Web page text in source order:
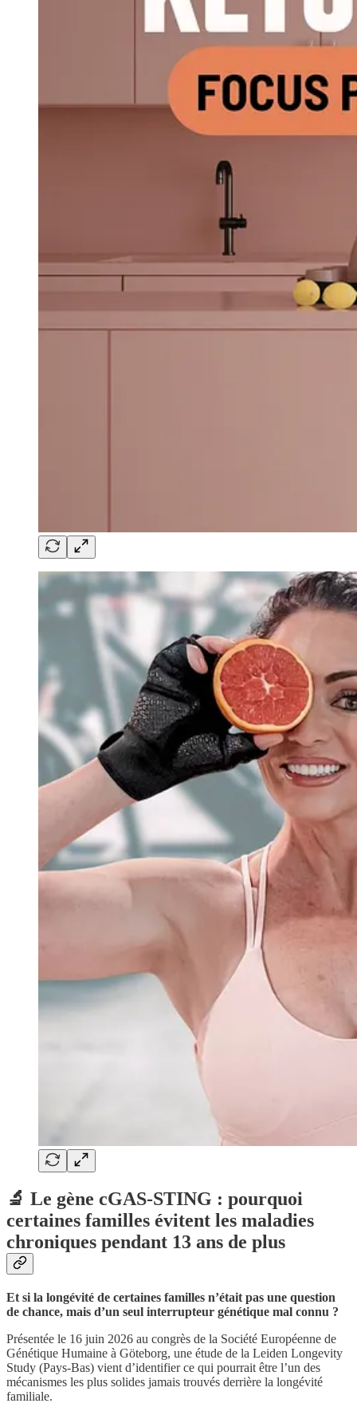
🔬 Le gène cGAS-STING : pourquoi
certaines familles évitent les maladies
chroniques pendant 13 ans de plus
Et si la longévité de certaines familles n’était pas une question
de chance, mais d’un seul interrupteur génétique mal connu ?
Présentée le 16 juin 2026 au congrès de la Société Européenne de
Génétique Humaine à Göteborg, une étude de la Leiden Longevity
Study (Pays-Bas) vient d’identifier ce qui pourrait être l’un des
mécanismes les plus solides jamais trouvés derrière la longévité
familiale.